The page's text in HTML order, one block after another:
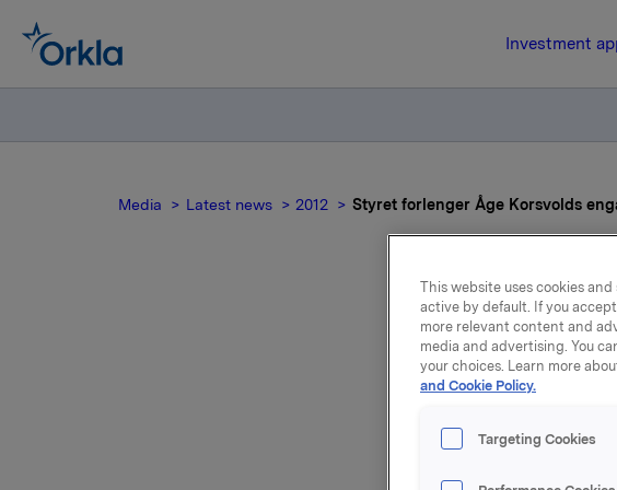
Investment
Media Latest news 2012 Styret forlenger Åge Korsvolds
Styret
Styret i Orkla ASA har i
som konsernsjef.
This website uses cookies
active by default. If you
more relevant content and
media and advertising. You
your choices. Learn more
and Cookie Policy.
Targeting Cookies